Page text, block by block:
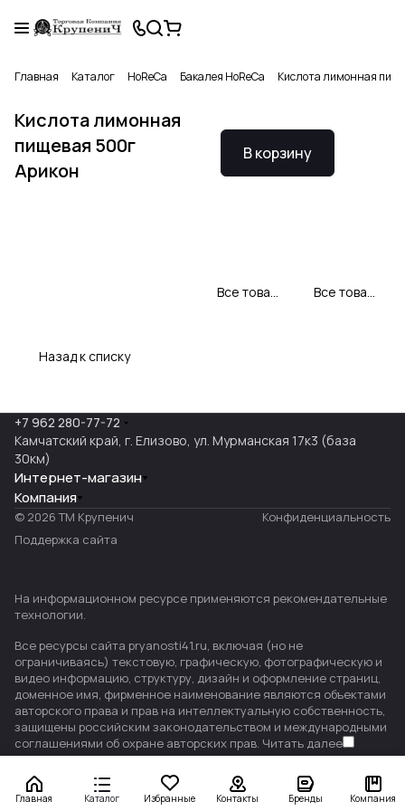
Главная Каталог HoReCa Бакалея HoReCa Кислота лимонная
Кислота лимонная
пищевая 500г
Арикон
В корзину
Все товары Арикон Profi Все товары категории
Назад к списку
Главная Каталог Избранные Контакты Бренды Компания
+7 962 280-77-72
Камчатский край, г. Елизово, ул. Мурманская 17к3 (база
30км)
Интернет-магазин
Компания
© 2026 ТМ Крупенич
Конфиденциальность
Поддержка сайта
На информационном ресурсе применяются рекомендательные
технологии.
Все ресурсы сайта pryanosti41.ru, включая (но не
ограничиваясь) текстовую, графическую, фотографическую и
видео информацию, структуру, дизайн и оформление страниц,
доменное имя, фирменное наименование являются объектами
авторского права и прав на интеллектуальную собственность,
защищены российским законодательством и международными
соглашениями об охране авторских прав. Читать далее